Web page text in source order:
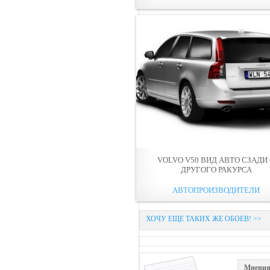
VOLVO V50 ВИД АВТО СЗАДИ
ДРУГОГО РАКУРСА
АВТОПРОИЗВОДИТЕЛИ
ХОЧУ ЕЩЕ ТАКИХ ЖЕ ОБОЕВ! >>